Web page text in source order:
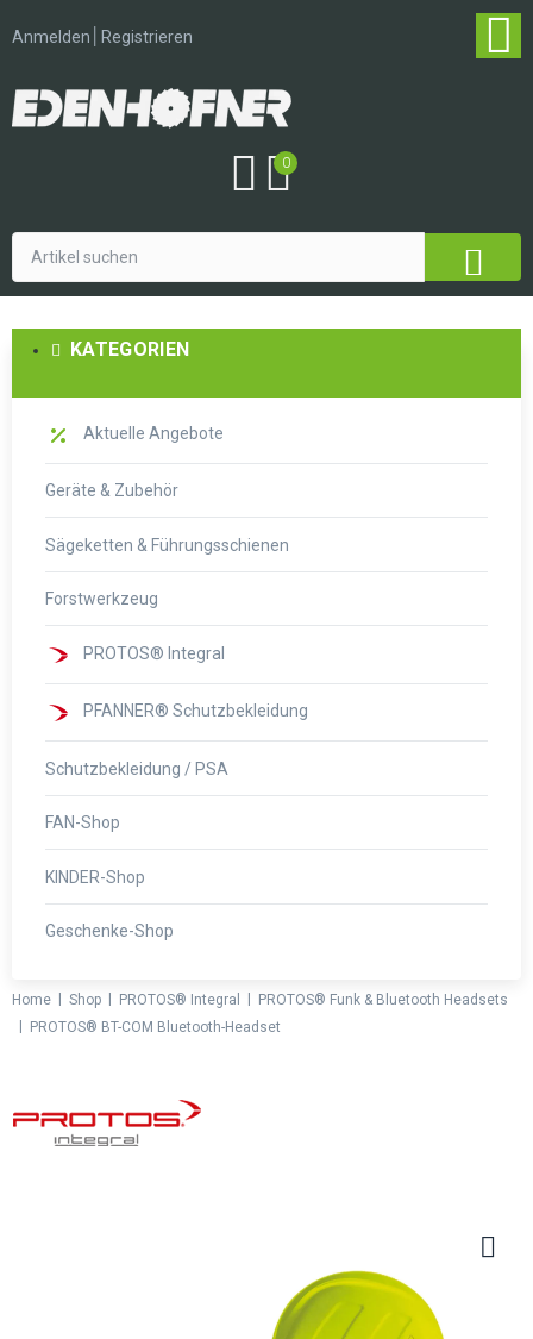
Anmelden Registrieren
0
KATEGORIEN
Aktuelle Angebote
Geräte & Zubehör
Sägeketten & Führungsschienen
Forstwerkzeug
PROTOS® Integral
PFANNER® Schutzbekleidung
Schutzbekleidung / PSA
FAN-Shop
KINDER-Shop
Geschenke-Shop
Home Shop PROTOS® Integral
PROTOS® Funk & Bluetooth Headsets
PROTOS® BT-COM Bluetooth-Headset